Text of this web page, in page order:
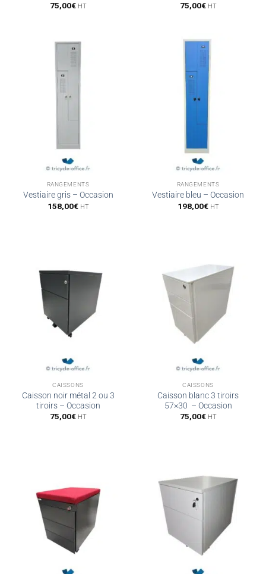
75,00€ HT
75,00€ HT
RANGEMENTS
Vestiaire gris – Occasion
158,00€ HT
RANGEMENTS
Vestiaire bleu – Occasion
198,00€ HT
CAISSONS
Caisson noir métal 2 ou 3
tiroirs – Occasion
75,00€ HT
CAISSONS
Caisson blanc 3 tiroirs
57×30 – Occasion
75,00€ HT